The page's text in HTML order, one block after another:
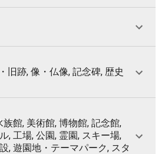
旧跡, 像・仏像, 記念碑, 歴史
館, 美術館, 博物館, 記念館,
, 工場, 公園, 霊園, スキー場,
, 遊園地・テーマパーク, スタ